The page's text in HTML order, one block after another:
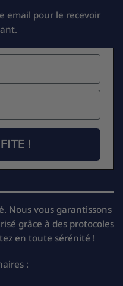
email pour le recevoir
!
Nous vous garantissons
grâce à des protocoles
en toute sérénité !
: